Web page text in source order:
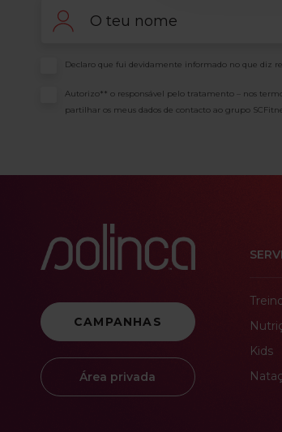
Consentimento
Declaro que fui devidamente informado no que diz
Consentimento
Autorizo** o responsável pelo tratamento – nos
partilhar os meus dados de contacto ao grupo
CAMPANHAS
Área privada
Kids